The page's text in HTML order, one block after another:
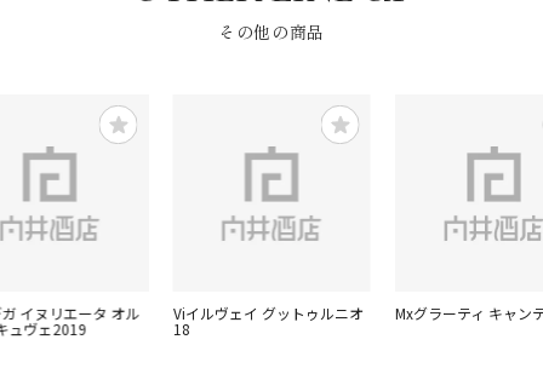
その他の商品
イヌリエータ オル
ュヴェ2019
Viイルヴェイ グットゥルニオ
18
Mxグラーティ キャン